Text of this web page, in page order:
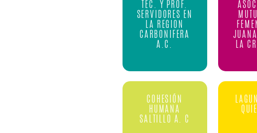
TEC. Y PROF.
SERVIDORES EN
LA REGION
CARBONIFERA
A.C.
LA
COHESIÓN
HUMANA
SALTILLO A. C